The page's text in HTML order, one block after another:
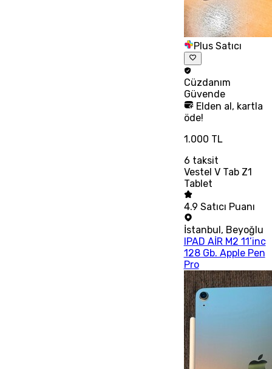
Plus Satıcı
Cüzdanım
Güvende
Elden al, kartla
öde!
1.000 TL
6 taksit
Vestel V Tab Z1
Tablet
4.9 Satıcı Puanı
İstanbul, Beyoğlu
IPAD AİR M2 11’inc
128 Gb. Apple Pen
Pro